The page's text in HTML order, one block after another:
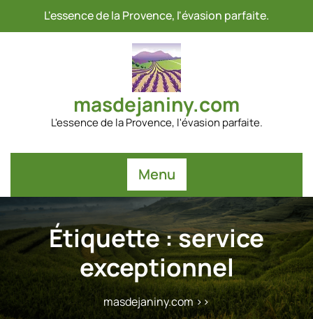
L'essence de la Provence, l'évasion parfaite.
masdejaniny.com
L'essence de la Provence, l'évasion parfaite.
Menu
Étiquette :service
exceptionnel
masdejaniny.com>>